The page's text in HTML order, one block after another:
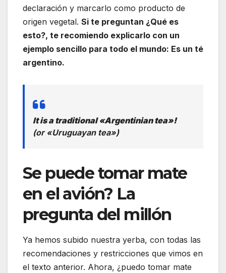
declaración y marcarlo como producto de
origen vegetal. Si te preguntan ¿Qué es
esto?, te recomiendo explicarlo con un
ejemplo sencillo para todo el mundo: Es un té
argentino.
It is a traditional «Argentinian tea»!
(or «Uruguayan tea»)
Se puede tomar mate
en el avión? La
pregunta del millón
Ya hemos subido nuestra yerba, con todas las
recomendaciones y restricciones que vimos en
el texto anterior. Ahora, ¿puedo tomar mate